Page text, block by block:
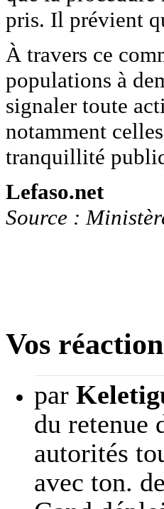
pris. Il prévient
À travers ce
populations à
signaler toute
notamment
tranquillité
Lefaso.net
Source :
Vos
par
du retenue
autorités
avec ton.